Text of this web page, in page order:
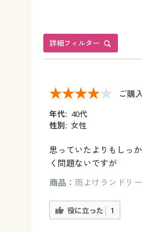
詳細フィルター
ご購
年代: 40代
性別: 女性
思っていたよりもしっ
く問題ないですが
商品： 雨よけランドリ
役に立った 1